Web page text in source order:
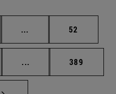
... Páginas intermedias
Página
52
... Páginas intermedias
Página
389